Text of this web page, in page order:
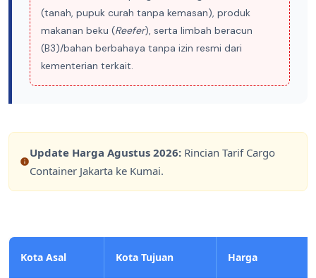
(tanah, pupuk curah tanpa kemasan), produk
makanan beku (Reefer), serta limbah beracun
(B3)/bahan berbahaya tanpa izin resmi dari
kementerian terkait.
Update Harga Agustus 2026:Rincian Tarif Cargo
Container Jakarta ke Kumai.
Kota Asal Kota Tujuan Harga